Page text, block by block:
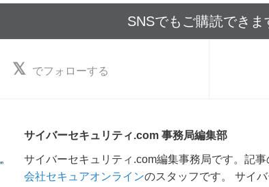
SNSでもご購読できま
でフォローする
サイバーセキュリティ.com 事務局編集部
サイバーセキュリティ.com編集事務局です。記
会社セキュアオンラインのスタッフです。 サイ